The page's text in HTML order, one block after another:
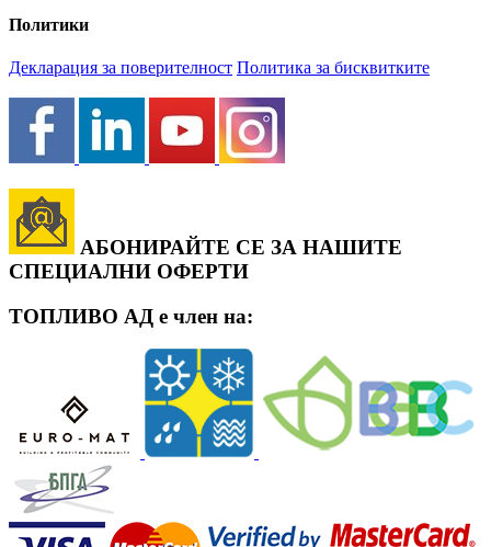
Политики
Декларация за поверителност Политика за бисквитките
АБОНИРАЙТЕ СЕ ЗА НАШИТЕ
СПЕЦИАЛНИ ОФЕРТИ
ТОПЛИВО АД е член на: